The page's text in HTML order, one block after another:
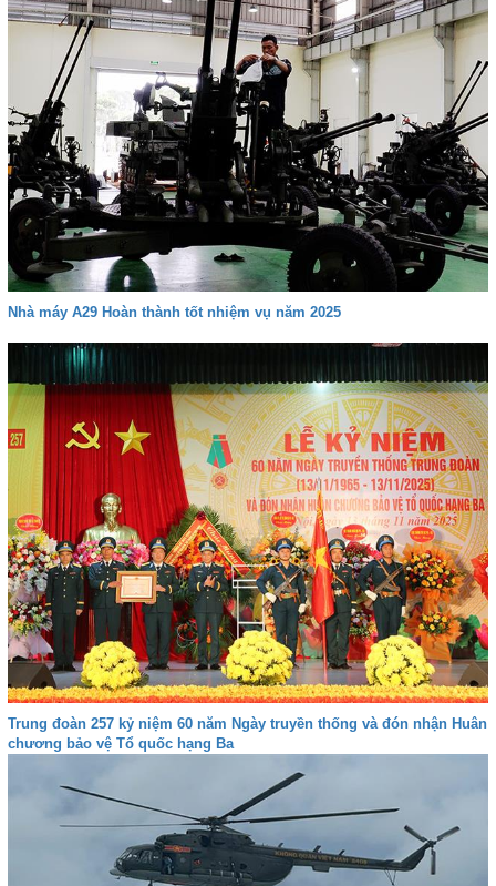
Nhà máy A29 Hoàn thành tốt nhiệm vụ năm 2025
Trung đoàn 257 kỷ niệm 60 năm Ngày truyền thống và đón nhận Huân
chương bảo vệ Tổ quốc hạng Ba